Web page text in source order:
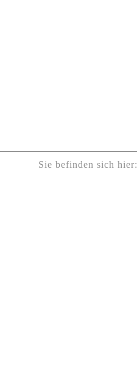
Sie befinden sich hier: